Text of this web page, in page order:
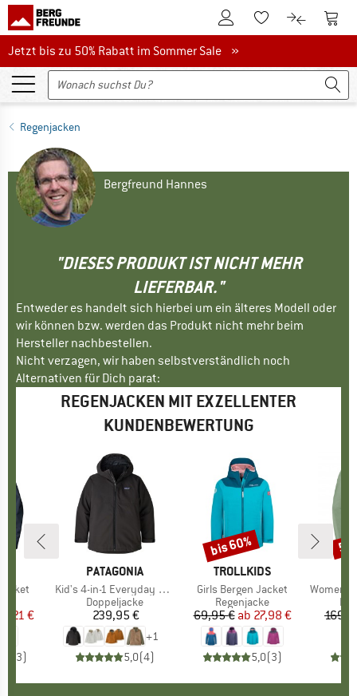
Zum KundenkontoZum Merkzettel.
Zum Zum
Jetzt bis zu 50% Rabatt im Sommer Sale
Jetzt bis zu 50% Rabatt im Sommer Sale »
Regenjacken
Bergfreund Hannes
"DIESES PRODUKT IST NICHT MEHR
LIEFERBAR."
Entweder es handelt sich hierbei um ein älteres Modell oder
wir können bzw. werden das Produkt nicht mehr beim
Hersteller nachbestellen.
Nicht verzagen, wir haben selbstverständlich noch
Alternativen für Dich parat:
REGENJACKEN MIT EXZELLENTER
KUNDENBEWERTUNG
Preis
€
3)
MARKE
PATAGONIA
Artikel
Kid's 4-in-1 Everyday Jacket
Produktgruppe
Doppeljacke
Preis
239,95 €
+1
5,0(4)
MARKE
TROLLKIDS
Artikel
Girls Bergen Jacket
Produktgruppe
Regenjacke
Preis
69,95 € reduzierter Preis
ab 27,98 €
5,0(3)
Rabatt
bis 60%
Artikel
Women's